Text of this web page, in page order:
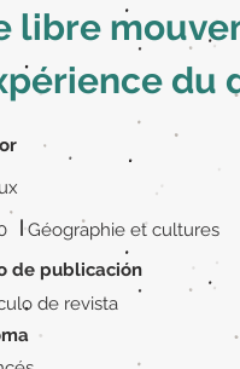
libre
du
| Géographie et cultures
de publicación
de revista